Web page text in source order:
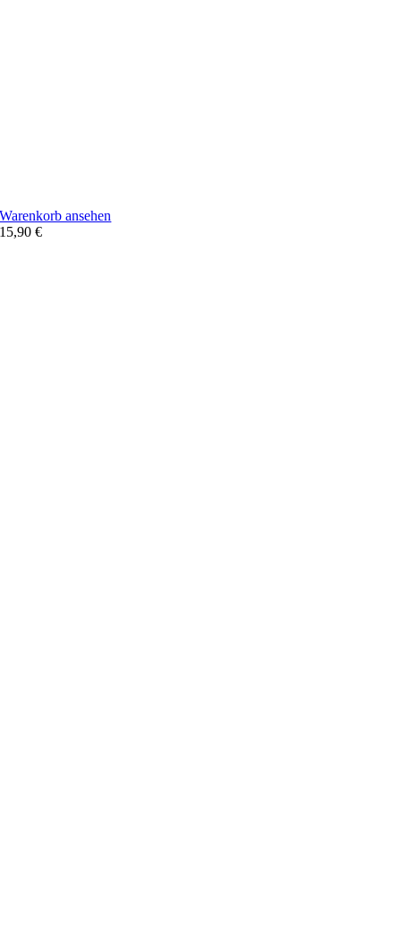
Warenkorb ansehen
15,90€